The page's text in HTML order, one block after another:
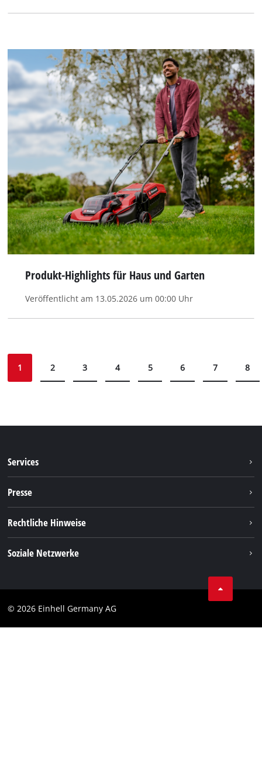
Produkt-Highlights für Haus und Garten
Veröffentlicht am 13.05.2026 um 00:00 Uhr
1 2 3 4 5 6 7 8
Services
Presse
Rechtliche Hinweise
Compliance
Soziale Netzwerke
Instagram
© 2026 Einhell Germany AG